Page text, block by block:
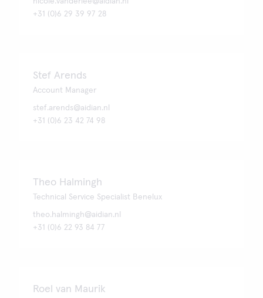
+31 (0)6 29 39 97 28
Stef Arends
Account Manager
stef.arends@aidian.nl
+31 (0)6 23 42 74 98
Theo Halmingh
Technical Service Specialist Benelux
theo.halmingh@aidian.nl
+31 (0)6 22 93 84 77
Roel van Maurik